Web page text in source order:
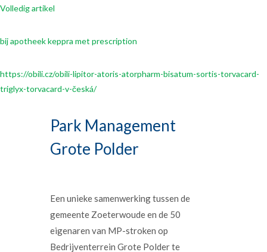
Volledig artikel
bij apotheek keppra met prescription
https://obili.cz/obili-lipitor-atoris-atorpharm-bisatum-sortis-torvacard-
triglyx-torvacard-v-česká/
Park Management
Grote Polder
Een unieke samenwerking tussen de
gemeente Zoeterwoude en de 50
eigenaren van MP-stroken op
Bedrijventerrein Grote Polder te